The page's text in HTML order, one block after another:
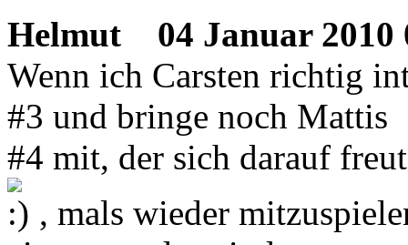
Helmut
04 Januar 2010
Wenn ich Carsten richtig
#3 und bringe noch Mattis
#4 mit, der sich darauf freut
, mals wieder